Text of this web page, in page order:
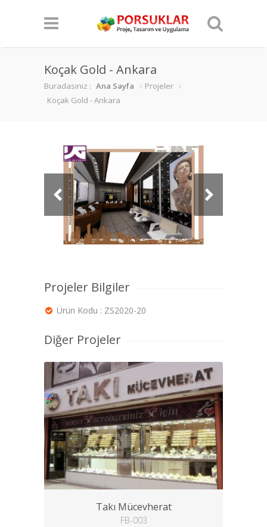
Koçak Gold - Ankara
Buradasınız : Ana Sayfa
Projeler
Koçak Gold - Ankara
Projeler Bilgiler
Ürün Kodu : ZS2020-20
Diğer Projeler
Takı Mücevherat
FB-003